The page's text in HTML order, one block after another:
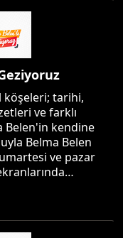
tarihi,
ve farklı
Belen'in kendine
Belma Belen
ve pazar